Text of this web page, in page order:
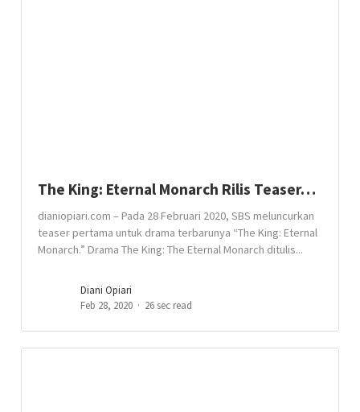
The King: Eternal Monarch Rilis Teaser…
dianiopiari.com – Pada 28 Februari 2020, SBS meluncurkan
teaser pertama untuk drama terbarunya “The King: Eternal
Monarch.” Drama The King: The Eternal Monarch ditulis...
Diani Opiari
Feb 28, 2020
26 sec read